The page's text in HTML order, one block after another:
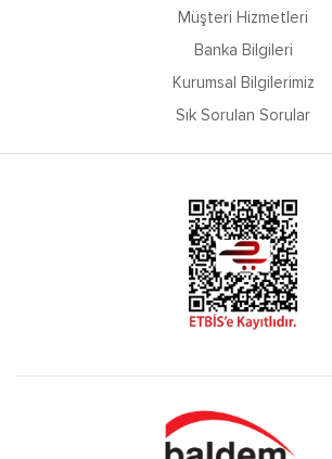
Müşteri Hizmetleri
Banka Bilgileri
Kurumsal Bilgilerimiz
Sık Sorulan Sorular